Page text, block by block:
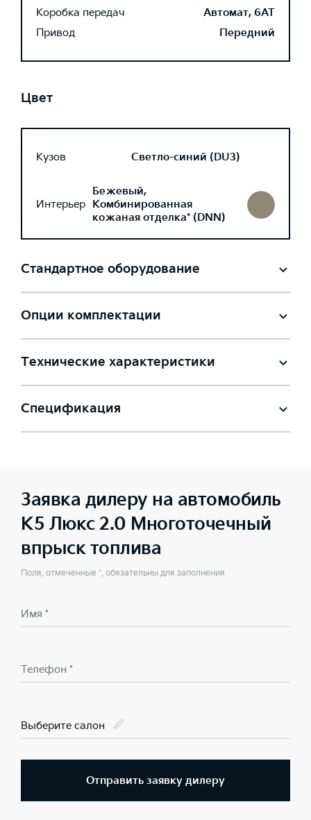
Коробка передач
Автомат, 6AT
Привод
Передний
Цвет
Кузов Светло-синий (DU3)
Интерьер
Бежевый,
Комбинированная
кожаная отделка* (DNN)
Стандартное оборудование
Опции комплектации
Технические характеристики
Спецификация
Заявка дилеру на автомобиль
K5 Люкс 2.0 Многоточечный
впрыск топлива
Поля, отмеченные *, обязательны для заполнения
Имя *
Телефон *
Выберите салон
Отправить заявку дилеру